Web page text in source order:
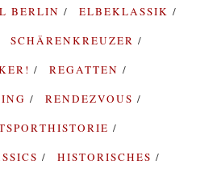
BERLIN
ELBEKLASSIK
SCHÄRENKREUZER
REGATTEN
RENDEZVOUS
HISTORISCHES